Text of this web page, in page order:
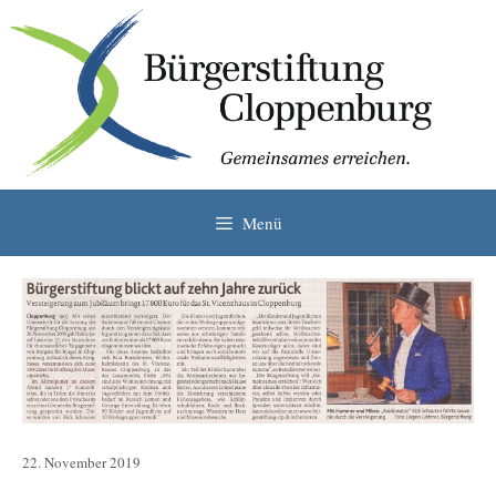
Inhalt
springen
Menü
22. November 2019